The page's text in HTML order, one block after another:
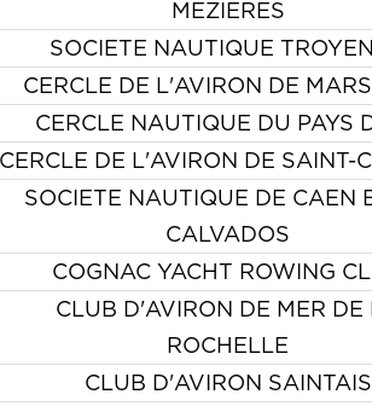
MEZIERES
SOCIETE NAUTIQUE
CERCLE DE L'AVIRON DE
CERCLE NAUTIQUE DU PAYS
CERCLE DE L'AVIRON DE SAINT-
SOCIETE NAUTIQUE DE CAEN
CALVADOS
COGNAC YACHT ROWING
CLUB D'AVIRON DE MER DE
ROCHELLE
CLUB D'AVIRON SAINTAIS